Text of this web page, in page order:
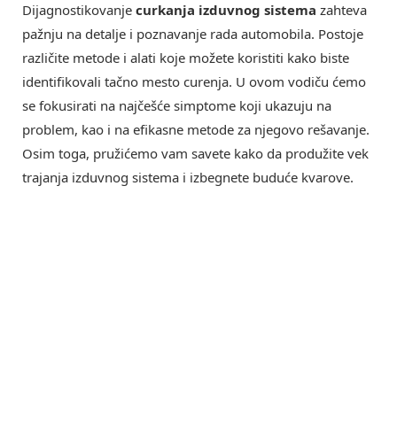
Dijagnostikovanje curkanja izduvnog sistema zahteva
pažnju na detalje i poznavanje rada automobila. Postoje
različite metode i alati koje možete koristiti kako biste
identifikovali tačno mesto curenja. U ovom vodiču ćemo
se fokusirati na najčešće simptome koji ukazuju na
problem, kao i na efikasne metode za njegovo rešavanje.
Osim toga, pružićemo vam savete kako da produžite vek
trajanja izduvnog sistema i izbegnete buduće kvarove.